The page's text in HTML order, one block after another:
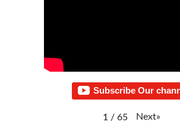
Subscribe Our
1 / 65 Next»